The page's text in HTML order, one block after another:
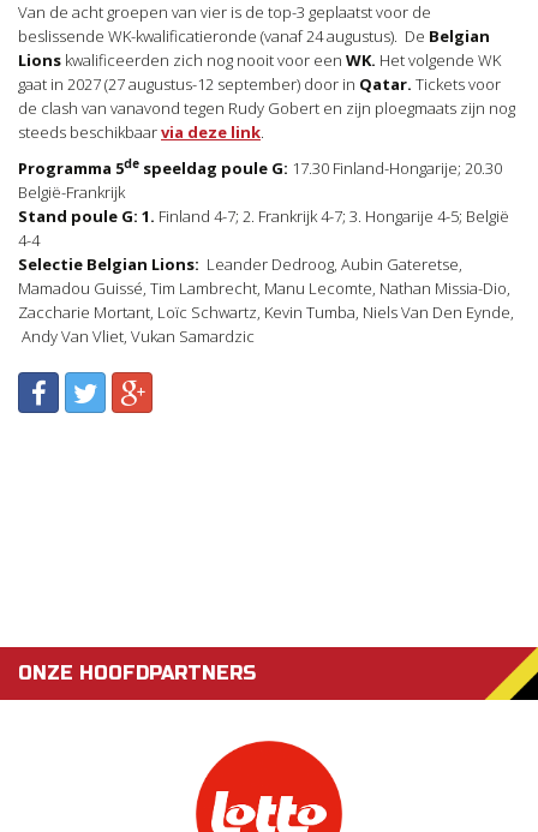
Van de acht groepen van vier is de top-3 geplaatst voor de
beslissende WK-kwalificatieronde (vanaf 24 augustus). De Belgian
Lions kwalificeerden zich nog nooit voor een WK. Het volgende WK
gaat in 2027 (27 augustus-12 september) door in Qatar. Tickets voor
de clash van vanavond tegen Rudy Gobert en zijn ploegmaats zijn nog
steeds beschikbaarvia deze link.
Programma 5de speeldag poule G: 17.30 Finland-Hongarije; 20.30
België-Frankrijk
Stand poule G: 1. Finland 4-7; 2. Frankrijk 4-7; 3. Hongarije 4-5; België
4-4
Selectie Belgian Lions: Leander Dedroog, Aubin Gateretse,
Mamadou Guissé, Tim Lambrecht, Manu Lecomte, Nathan Missia-Dio,
Zaccharie Mortant, Loïc Schwartz, Kevin Tumba, Niels Van Den Eynde,
Andy Van Vliet, Vukan Samardzic
ONZE HOOFDPARTNERS